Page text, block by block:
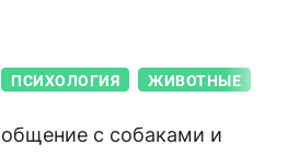
ПСИХОЛОГИЯ ЖИВОТНЫЕ
с собаками и